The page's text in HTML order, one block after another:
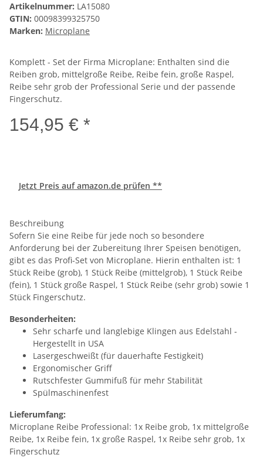
Artikelnummer: LA15080
GTIN: 00098399325750
Marken: Microplane
Komplett - Set der Firma Microplane: Enthalten sind die
Reiben grob, mittelgroße Reibe, Reibe fein, große Raspel,
Reibe sehr grob der Professional Serie und der passende
Fingerschutz.
154,95 € *
Jetzt Preis auf amazon.de prüfen **
Beschreibung
Sofern Sie eine Reibe für jede noch so besondere
Anforderung bei der Zubereitung Ihrer Speisen benötigen,
gibt es das Profi-Set von Microplane. Hierin enthalten ist: 1
Stück Reibe (grob), 1 Stück Reibe (mittelgrob), 1 Stück Reibe
(fein), 1 Stück große Raspel, 1 Stück Reibe (sehr grob) sowie 1
Stück Fingerschutz.
Besonderheiten:
Sehr scharfe und langlebige Klingen aus Edelstahl -
Hergestellt in USA
Lasergeschweißt (für dauerhafte Festigkeit)
Ergonomischer Griff
Rutschfester Gummifuß für mehr Stabilität
Spülmaschinenfest
Lieferumfang:
Microplane Reibe Professional: 1x Reibe grob, 1x mittelgroße
Reibe, 1x Reibe fein, 1x große Raspel, 1x Reibe sehr grob, 1x
Fingerschutz